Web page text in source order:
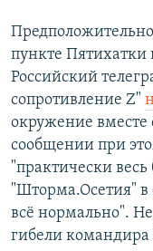
пункте Пятихатки
Российский
сопротивление Z"
окружение вместе
сообщении при
"практически
"Шторма.Осетия" в
всё нормально".
гибели командира